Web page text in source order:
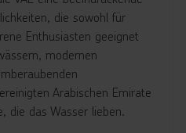
die sowohl für
Enthusiasten geeignet
modernen
Arabischen Emirate
die das Wasser lieben.